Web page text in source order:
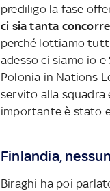
prediligo la fase
ci sia tanta
perché lottiamo tutti
adesso ci siamo io
Polonia in Nations
servito alla squadra
importante è stato
Finlandia,
Biraghi ha poi